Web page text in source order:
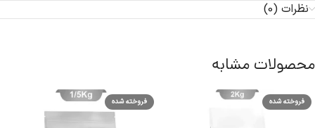
نظرات (0)
محصولات مشابه
فروخته شده فروخته شده